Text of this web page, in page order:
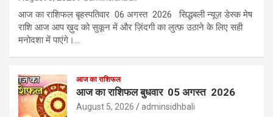
आज का राशिफल बृहस्पतिवार 06 अगस्त 2026 सिद्धबली न्यूज़ डेस्क मेष
राशि आज आप ख़ुद को सुकून में और ज़िंदगी का लुत्फ़ उठाने के लिए सही
मनोदशा में पाएंगे।…
आज का राशिफल
आज का राशिफल बुधवार 05 अगस्त 2026
August 5, 2026 adminsidhbali